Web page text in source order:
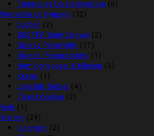
Trimme og Udredningsknive (6)
og hygiejne (32)
bagben (2)
BUSTER Body Sleeves (2)
Diverse Plejemidler (17)
Diverse Plejeprodukter (1)
Høm høm poser & tilbehør (5)
Kraver (1)
Løbetids Bukser (4)
Tisse Underlag (2)
(1)
(24)
dummyer (2)